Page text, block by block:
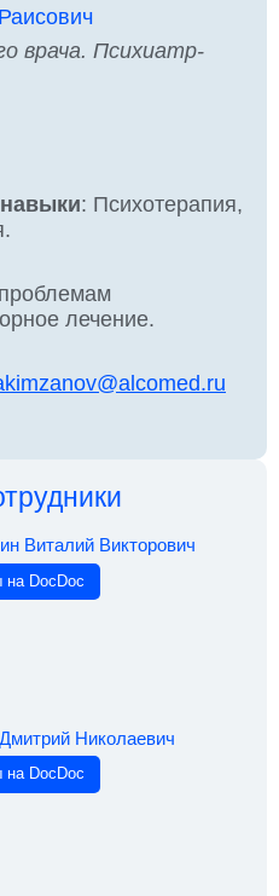
врача. Психиатр-
: Психотерапия,
лечение.
Виталий Викторович
на DocDoc
Николаевич
на DocDoc